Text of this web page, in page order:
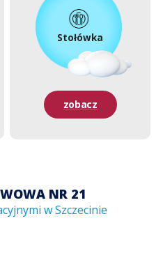
Stołówka
zobacz
NR 21
w Szczecinie